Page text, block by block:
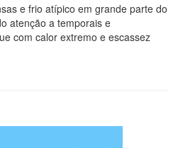
e frio atípico em grande parte do
atenção a temporais e
com calor extremo e escassez